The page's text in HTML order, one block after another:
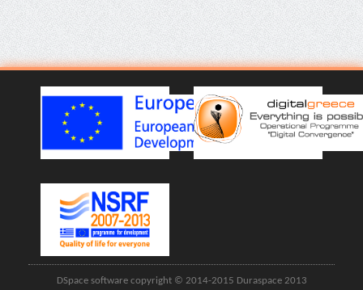
DSpace software copyright © 2014-2015 Duraspace 2013